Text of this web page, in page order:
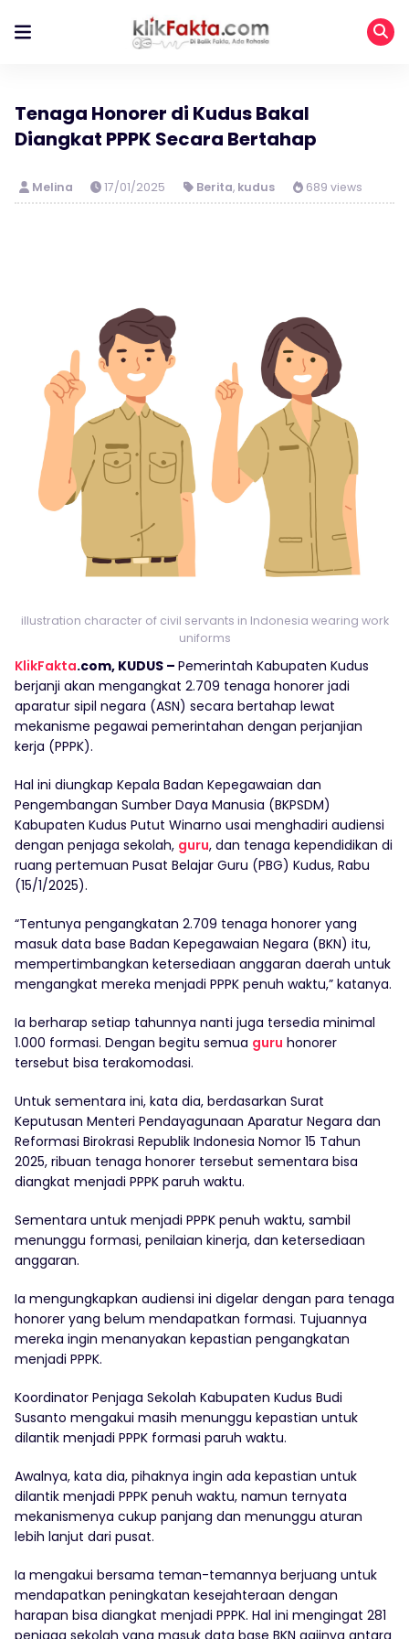
Tenaga Honorer di Kudus Bakal
Diangkat PPPK Secara Bertahap
Melina 17/01/2025 Berita, kudus 689 views
illustration character of civil servants in Indonesia wearing work
uniforms
KlikFakta.com, KUDUS – Pemerintah Kabupaten Kudus
berjanji akan mengangkat 2.709 tenaga honorer jadi
aparatur sipil negara (ASN) secara bertahap lewat
mekanisme pegawai pemerintahan dengan perjanjian
kerja (PPPK).
Hal ini diungkap Kepala Badan Kepegawaian dan
Pengembangan Sumber Daya Manusia (BKPSDM)
Kabupaten Kudus Putut Winarno usai menghadiri audiensi
dengan penjaga sekolah, guru, dan tenaga kependidikan di
ruang pertemuan Pusat Belajar Guru (PBG) Kudus, Rabu
(15/1/2025).
“Tentunya pengangkatan 2.709 tenaga honorer yang
masuk data base Badan Kepegawaian Negara (BKN) itu,
mempertimbangkan ketersediaan anggaran daerah untuk
mengangkat mereka menjadi PPPK penuh waktu,” katanya.
Ia berharap setiap tahunnya nanti juga tersedia minimal
1.000 formasi. Dengan begitu semua guru honorer
tersebut bisa terakomodasi.
Untuk sementara ini, kata dia, berdasarkan Surat
Keputusan Menteri Pendayagunaan Aparatur Negara dan
Reformasi Birokrasi Republik Indonesia Nomor 15 Tahun
2025, ribuan tenaga honorer tersebut sementara bisa
diangkat menjadi PPPK paruh waktu.
Sementara untuk menjadi PPPK penuh waktu, sambil
menunggu formasi, penilaian kinerja, dan ketersediaan
anggaran.
Ia mengungkapkan audiensi ini digelar dengan para tenaga
honorer yang belum mendapatkan formasi. Tujuannya
mereka ingin menanyakan kepastian pengangkatan
menjadi PPPK.
Koordinator Penjaga Sekolah Kabupaten Kudus Budi
Susanto mengakui masih menunggu kepastian untuk
dilantik menjadi PPPK formasi paruh waktu.
Awalnya, kata dia, pihaknya ingin ada kepastian untuk
dilantik menjadi PPPK penuh waktu, namun ternyata
mekanismenya cukup panjang dan menunggu aturan
lebih lanjut dari pusat.
Ia mengakui bersama teman-temannya berjuang untuk
mendapatkan peningkatan kesejahteraan dengan
harapan bisa diangkat menjadi PPPK. Hal ini mengingat 281
penjaga sekolah yang masuk data base BKN gajinya antara